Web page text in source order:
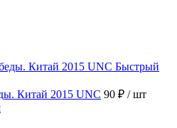
Быстрый
Китай 2015 UNC 90 ₽ / шт